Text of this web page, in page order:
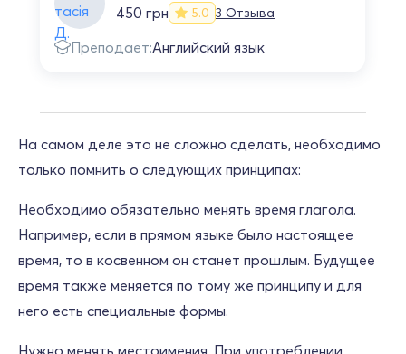
450 грн 5.0 3 Отзыва
Преподает:Английский язык
На самом деле это не сложно сделать, необходимо
только помнить о следующих принципах:
Необходимо обязательно менять время глагола.
Например, если в прямом языке было настоящее
время, то в косвенном он станет прошлым. Будущее
время также меняется по тому же принципу и для
него есть специальные формы.
Нужно менять местоимения. При употреблении